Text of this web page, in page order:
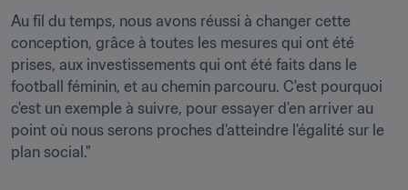
Au fil du temps, nous avons réussi à changer cette
conception, grâce à toutes les mesures qui ont été
prises, aux investissements qui ont été faits dans le
football féminin, et au chemin parcouru. C'est pourquoi
c'est un exemple à suivre, pour essayer d'en arriver au
point où nous serons proches d'atteindre l'égalité sur le
plan social."